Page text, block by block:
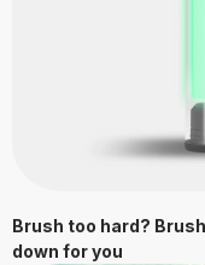
Brush too hard?
down for you